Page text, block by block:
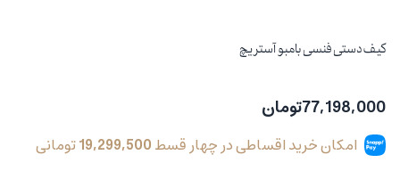
کیف دستی فنسی بامبو آستریچ
77,198,000تومان
امکان خرید اقساطی در چهار قسط19,299,500تومانی